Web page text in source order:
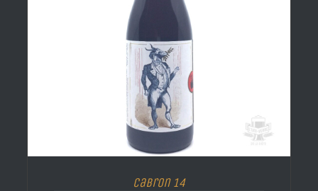
Cabron 14